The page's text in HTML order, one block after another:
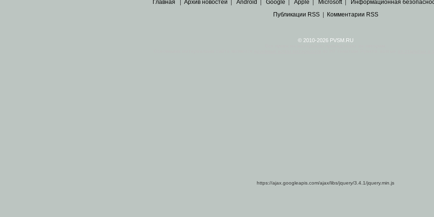
Главная Архив новостей Android Google Apple Microsoft| Информационная
Публикации RSS| Комментарии RSS
© 2010-2026 PVSM.RU
https://ajax.googleapis.com/ajax/libs/jquery/3.4.1/jquery.min.js